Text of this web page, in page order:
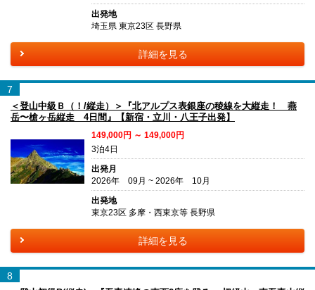
出発地
埼玉県 東京23区 長野県
詳細を見る
7
＜登山中級Ｂ（！/縦走）＞『北アルプス表銀座の稜線を大縦走！ 燕
岳〜槍ヶ岳縦走 4日間』【新宿・立川・八王子出発】
149,000円 ～ 149,000円
3泊4日
出発月
2026年 09月 ~ 2026年 10月
出発地
東京23区 多摩・西東京等 長野県
詳細を見る
8